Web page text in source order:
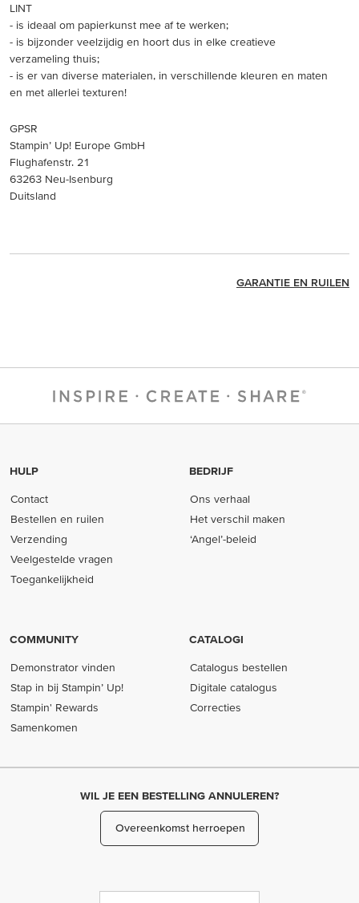
LINT
- is ideaal om papierkunst mee af te werken;
- is bijzonder veelzijdig en hoort dus in elke creatieve
verzameling thuis;
- is er van diverse materialen, in verschillende kleuren en maten
en met allerlei texturen!
GPSR
Stampin’ Up! Europe GmbH
Flughafenstr. 21
63263 Neu-Isenburg
Duitsland
GARANTIE EN RUILEN
HULP
Contact
Bestellen en ruilen
Verzending
Veelgestelde vragen
Toegankelijkheid
BEDRIJF
Ons verhaal
Het verschil maken
‘Angel’-beleid
COMMUNITY
Demonstrator vinden
Stap in bij Stampin’ Up!
Stampin' Rewards
Samenkomen
CATALOGI
Catalogus bestellen
Digitale catalogus
Correcties
WIL JE EEN BESTELLING ANNULEREN?
Overeenkomst herroepen